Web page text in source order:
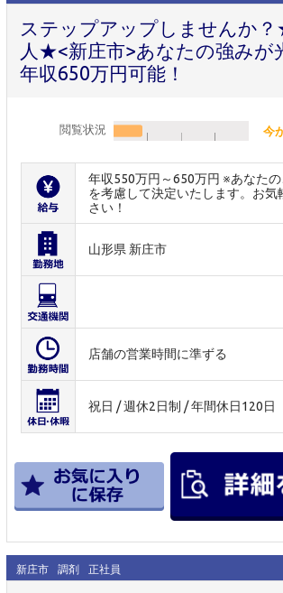
ステップアップしませんか
人★<新庄市>あなたの強み
年収650万円可能！
閲覧状況 今
年収550万円～650万円 ※あなた
を考慮して決定いたします。お気
さい！
山形県 新庄市
店舗の営業時間に準ずる
祝日 / 週休2日制 / 年間休日120日
新庄市 調剤 正社員